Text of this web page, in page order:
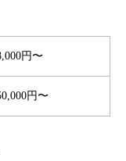
円〜
円〜